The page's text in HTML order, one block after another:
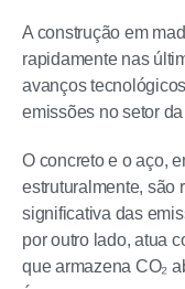
A construção em
rapidamente nas
avanços
emissões no setor
O concreto e o aço,
estruturalmente, são
significativa das
por outro lado, atua
que armazena CO₂